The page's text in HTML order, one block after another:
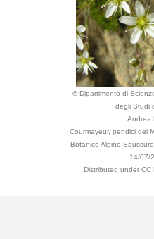
© Dipartimento di
degli Studi
Andrea
Courmayeur, pendici del
Botanico Alpino
14/07/
Distributed under CC